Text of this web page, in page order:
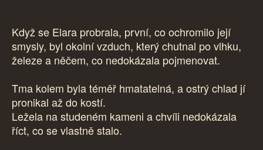
Když se Elara probrala, první, co ochromilo její
smysly, byl okolní vzduch, který chutnal po vlhku,
železe a něčem, co nedokázala pojmenovat.
Tma kolem byla téměř hmatatelná, a ostrý chlad jí
pronikal až do kostí.
Ležela na studeném kameni a chvíli nedokázala
říct, co se vlastně stalo.